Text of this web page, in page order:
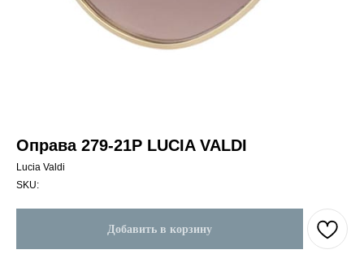
Оправа 279-21P LUCIA VALDI
Lucia Valdi
SKU:
Добавить в корзину